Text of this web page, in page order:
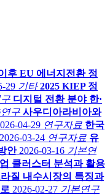
후 EU 에너지전환 정
29 기타 2025 KIEP 정
디지털 전환 분야 한·
구 사우디아라비아와
04-29 연구자료 한국
2026-03-24 연구자료 유
안 2026-03-16 기본연
클러스터 분석과 활용
질 내수시장의 특징과
2026-02-27 기본연구